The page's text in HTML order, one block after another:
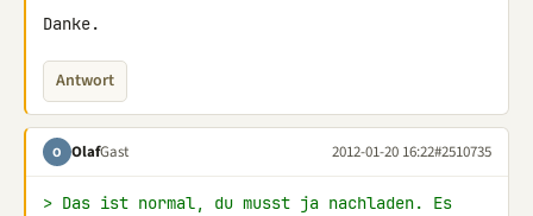
Danke.
Antwort
O OlafGast 2012-01-20 16:22#2510735
> Das ist normal, du musst ja nachladen. Es